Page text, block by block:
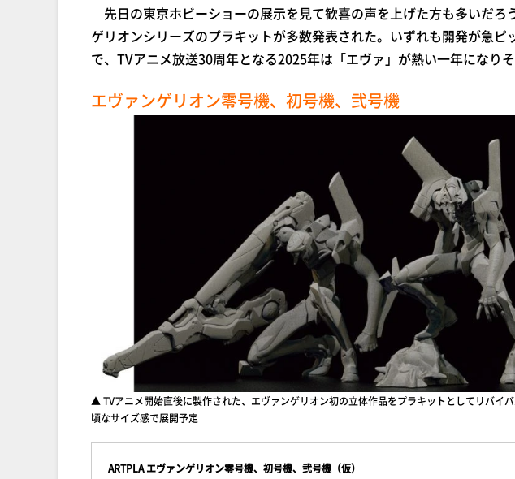
先日の東京ホビーショーの展示を見て歓喜の声を上げた方も多いだろ
ゲリオンシリーズのプラキットが多数発表された。いずれも開発が急ピ
で、TVアニメ放送30周年となる2025年は「エヴァ」が熱い一年になりそ
エヴァンゲリオン零号機、初号機、弐号機
▲ TVアニメ開始直後に製作された、エヴァンゲリオン初の立体作品をプラキットとしてリバイ
頃なサイズ感で展開予定
ARTPLA エヴァンゲリオン零号機、初号機、弐号機（仮）